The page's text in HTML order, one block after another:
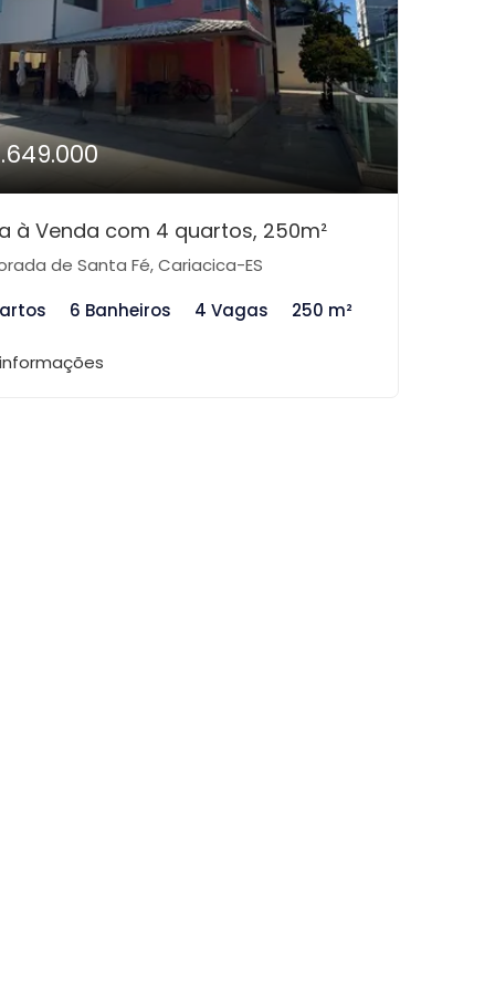
à Venda com 4 quartos, 250m²
de Santa Fé, Cariacica-ES
6 Banheiros 4 Vagas 250 m²